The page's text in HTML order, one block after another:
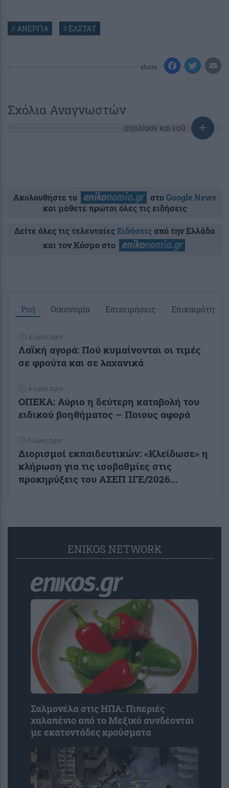
#ΑΝΕΡΓΙΑ #ΕΛΣΤΑΤ
share
Σχόλια Αναγνωστών
σχολίασε και εσύ
Ακολουθήστε το στοGoogle News
και μάθετε πρώτοι όλες τις ειδήσεις
Δείτε όλες τις τελευταίεςΕιδήσειςαπό την Ελλάδα
και τον Κόσμο στο
Ροή Οικονομία Επιχειρήσεις Επικαιρότητα
4 ώρες πριν
Λαϊκή αγορά: Πού κυμαίνονται οι τιμές
σε φρούτα και σε λαχανικά
4 ώρες πριν
ΟΠΕΚΑ: Αύριο η δεύτερη καταβολή του
ειδικού βοηθήματος – Ποιους αφορά
5 ώρες πριν
Διορισμοί εκπαιδευτικών: «Κλείδωσε» η
κλήρωση για τις ισοβαθμίες στις
προκηρύξεις του ΑΣΕΠ 1ΓΕ/2026...
ENIKOS NETWORK
Σαλμονέλα στις ΗΠΑ: Πιπεριές
χαλαπένιο από το Μεξικό συνδέονται
με εκατοντάδες κρούσματα